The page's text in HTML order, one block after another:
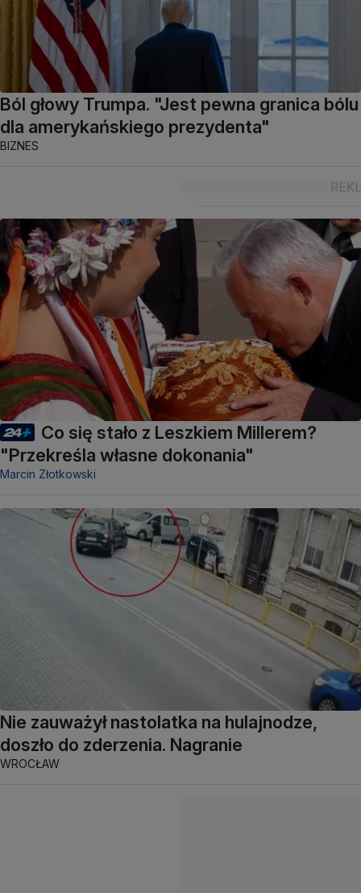
Ból głowy Trumpa. "Jest pewna granica bólu
dla amerykańskiego prezydenta"
BIZNES
Co się stało z Leszkiem Millerem?
"Przekreśla własne dokonania"
Marcin Złotkowski
Nie zauważył nastolatka na hulajnodze,
doszło do zderzenia. Nagranie
WROCŁAW